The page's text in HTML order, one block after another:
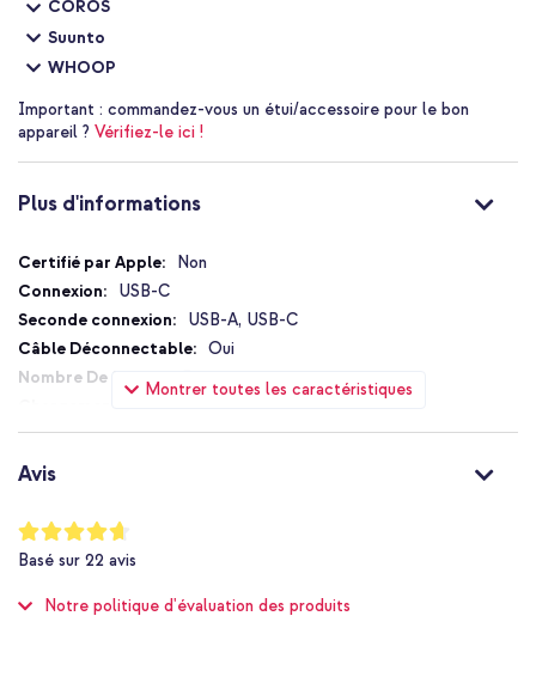
COROS
Suunto
WHOOP
Important : commandez-vous un étui/accessoire pour le bon
appareil ? Vérifiez-le ici !
Plus d'informations
Montrer toutes les caractéristiques
Plus
d'informations
Non
USB-C
USB-A, USB-C
Oui
65 W
Non
Avis
Notation:
93
%
of
Basé sur 22 avis
Notre politique d'évaluation des produits